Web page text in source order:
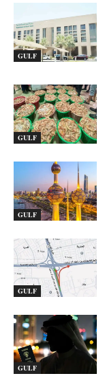
GULF
GULF
GULF
GULF
GULF